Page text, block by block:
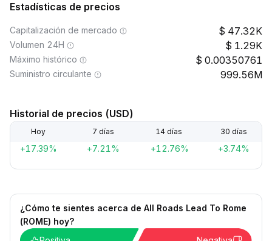
Estadísticas de precios
Capitalización de mercado 47.32K
Volumen 24H 1.29K
Máximo histórico 0.00350761
Suministro circulante 999.56M
Historial de precios (USD)
Hoy 7 días 14 días 30 días
+17.39% +7.21% +12.76% +3.74%
¿Cómo te sientes acerca de All Roads Lead To Rome
(ROME) hoy?